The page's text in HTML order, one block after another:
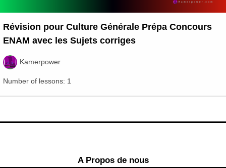
Révision pour Culture Générale Prépa Concours
ENAM avec les Sujets corriges
Kamerpower
Number of lessons: 1
A Propos de nous